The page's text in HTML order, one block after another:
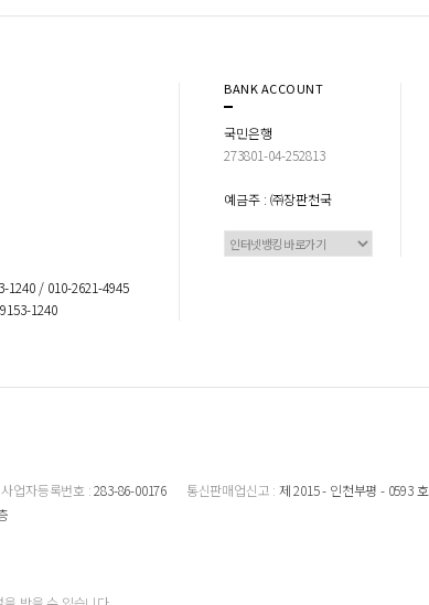
1240 / 010-2621-4945
1240
BANK ACCOUNT
국민은행
273801-04-252813
예금주 : ㈜장판천국
사업자등록번호 :283-86-00176 통신판매업신고 : 제 2015 - 인천부평 - 0593 호